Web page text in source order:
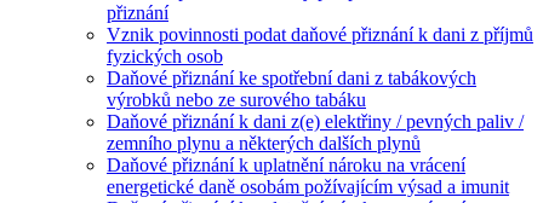
přiznání
Vznik povinnosti podat daňové přiznání k dani z příjmů
fyzických osob
Daňové přiznání ke spotřební dani z tabákových
výrobků nebo ze surového tabáku
Daňové přiznání k dani z(e) elektřiny / pevných paliv /
zemního plynu a některých dalších plynů
Daňové přiznání k uplatnění nároku na vrácení
energetické daně osobám požívajícím výsad a imunit